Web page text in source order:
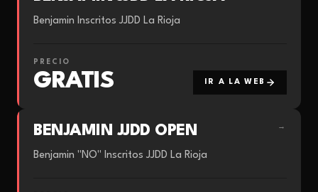
Benjamin Inscritos JJDD La Rioja
PRECIO
GRATIS IR A LA WEB
BENJAMIN JJDD OPEN →
Benjamin "NO" Inscritos JJDD La Rioja